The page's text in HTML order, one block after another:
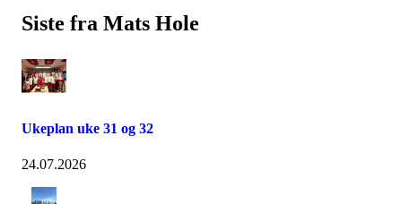
Siste fra Mats Hole
Ukeplan uke 31 og 32
24.07.2026